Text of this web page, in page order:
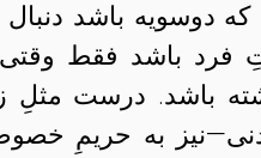
که دوسویه باشد
فرد باشد فقط وقتی
باشد. درست
به حریمِ